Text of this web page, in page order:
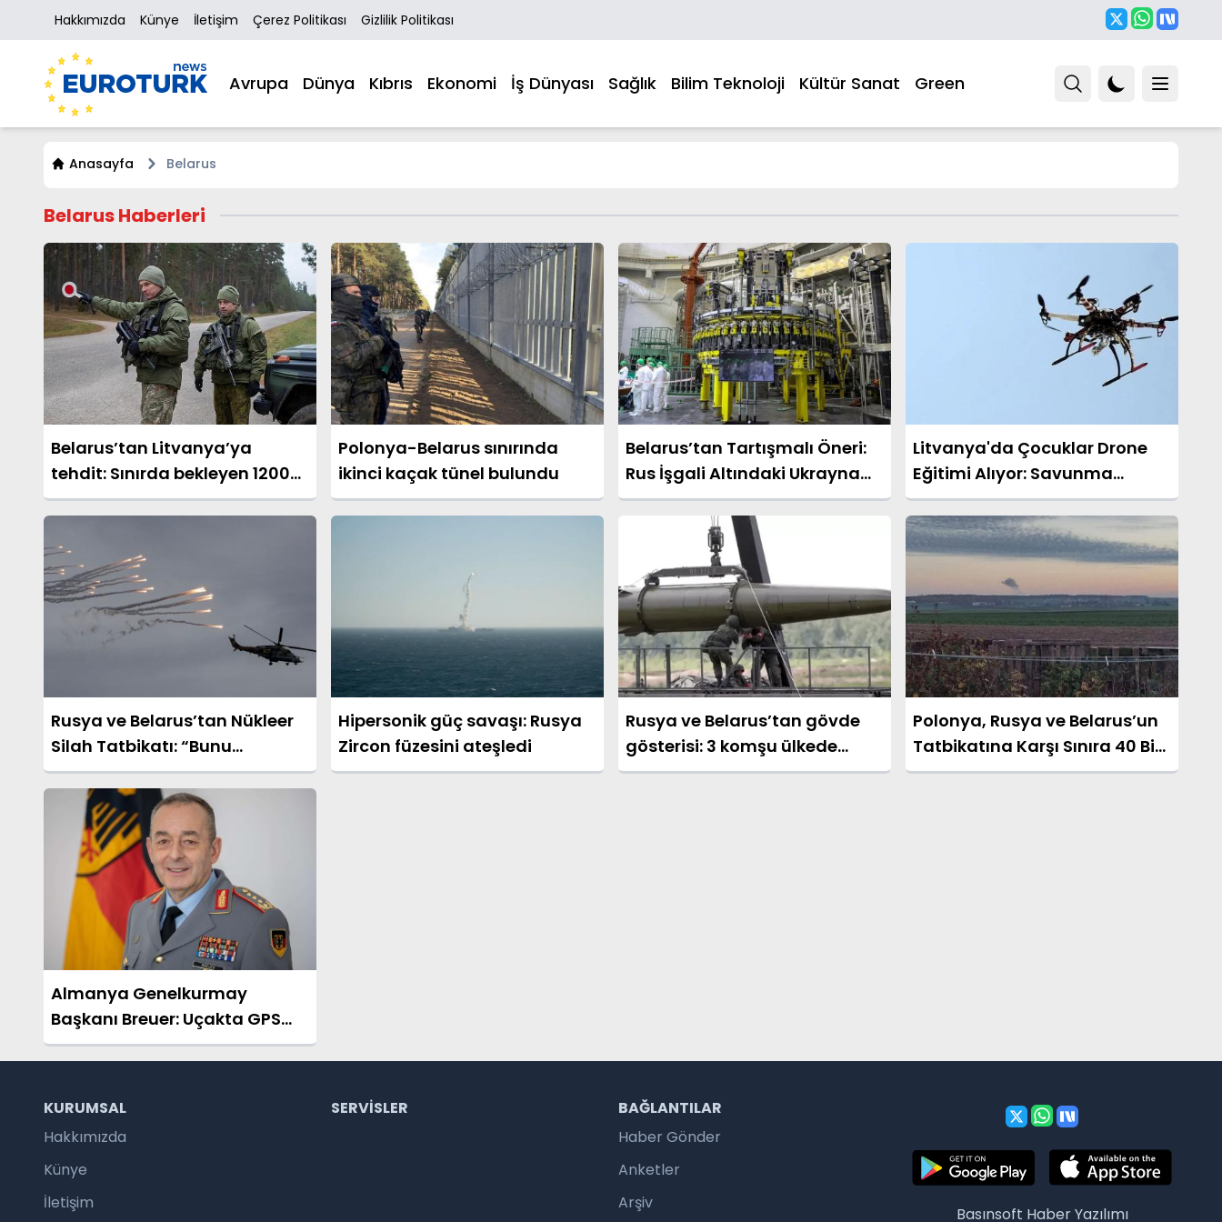
Hakkımızda Künye İletişim Çerez Politikası Gizlilik Politikası
Avrupa Dünya Kıbrıs Ekonomi İş Dünyası Sağlık Bilim Teknoloji Kültür Sanat Green
Anasayfa Belarus
Belarus Haberleri
Belarus’tan Litvanya’ya
tehdit: Sınırda bekleyen 1200
TIR’a el konabilir
Polonya-Belarus sınırında
ikinci kaçak tünel bulundu
Belarus’tan Tartışmalı Öneri:
Rus İşgali Altındaki Ukrayna
Bölgelerine Enerji Sağlayacak
Nükleer Santral
Litvanya'da Çocuklar Drone
Eğitimi Alıyor: Savunma
Kabiliyetleri Genç Yaşta
Başlıyor
Rusya ve Belarus’tan Nükleer
Silah Tatbikatı: “Bunu
Gizlemiyoruz”
Hipersonik güç savaşı: Rusya
Zircon füzesini ateşledi
Rusya ve Belarus’tan gövde
gösterisi: 3 komşu ülkede
kırmızı alarm
Polonya, Rusya ve Belarus’un
Tatbikatına Karşı Sınıra 40 Bin
Asker Konuşlandırıyor
Almanya Genelkurmay
Başkanı Breuer: Uçakta GPS
sinyal bozma saldırısına
KURUMSAL
Hakkımızda
Künye
İletişim
SERVISLER
BAĞLANTILAR
Haber Gönder
Anketler
Arşiv
Basınsoft Haber Yazılımı